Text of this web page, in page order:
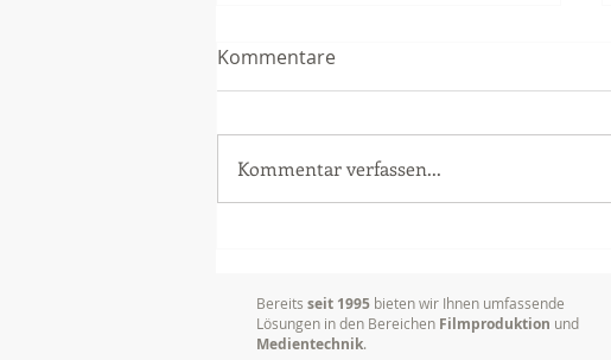
Videoproduktionen
Kommentare
Kommentar verfassen...
Bereits seit 1995 bieten wir Ihnen umfassende
Lösungen in den Bereichen Filmproduktion und
Medientechnik.